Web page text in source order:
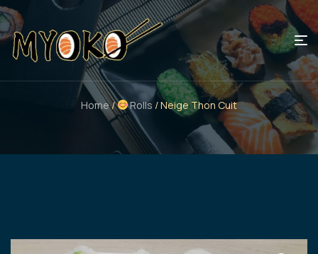
Home/ Rolls / Neige Thon Cuit